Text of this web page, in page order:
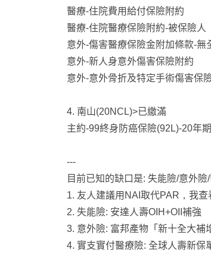
醫療-住院費用給付保險附約
醫療-住院醫療保險附約-被保險人
意外-傷害醫療保險金附加條款-無
意外-新人身意外傷害保險附約
意外-意外骨折及特定手術傷害保
4. 南山(20NCL)>已繳滿
主約-99終身防癌保險(92L)-20年期
---
目前已知的缺口是: 失能險/意外險
1. 友人建議用NAI取代PAR，我
2. 失能險: 安達人壽OIH+OII補強
3. 意外險: 富邦產物「新十全大補
4. 實支實付醫療險: 全球人壽新